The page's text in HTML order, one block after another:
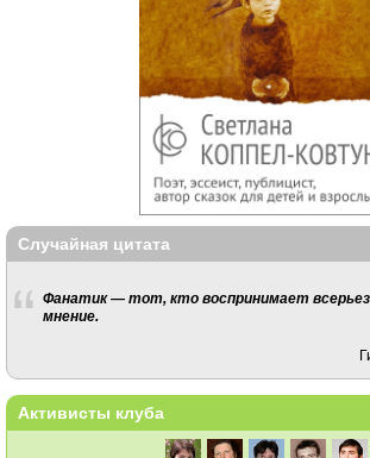
Случайная цитата
Фанатик — тот, кто воспринимает
мнение.
Активисты клуба